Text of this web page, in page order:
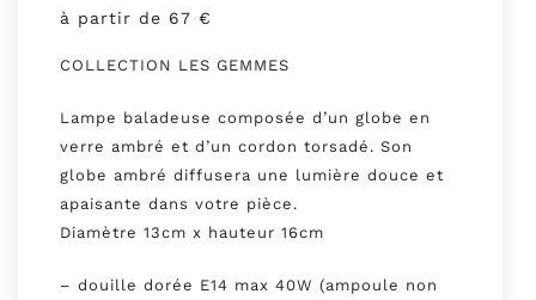
à partir de 67 €
COLLECTION LES GEMMES
Lampe baladeuse composée d’un globe en
verre ambré et d’un cordon torsadé. Son
globe ambré diffusera une lumière douce et
apaisante dans votre pièce.
Diamètre 13cm x hauteur 16cm
– douille dorée E14 max 40W (ampoule non